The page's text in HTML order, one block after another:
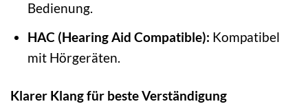
Bedienung.
HAC (Hearing Aid Compatible): Kompatibel
mit Hörgeräten.
Klarer Klang für beste Verständigung